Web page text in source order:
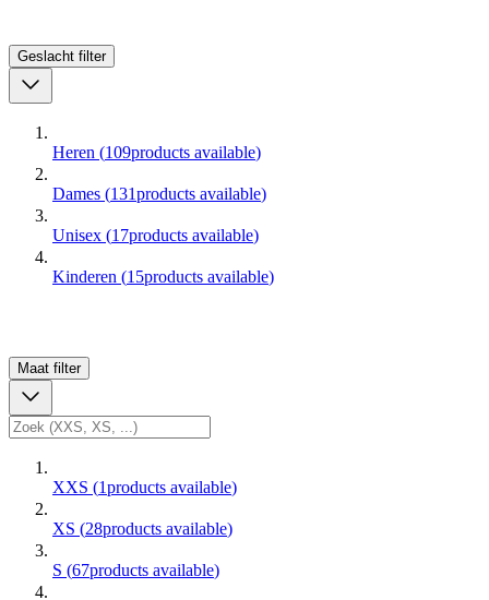
Geslacht filter
Heren (109products available)
Dames (131products available)
Unisex (17products available)
Kinderen (15products available)
Maat filter
XXS (1products available)
XS (28products available)
S (67products available)